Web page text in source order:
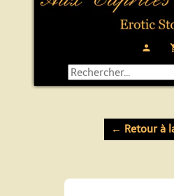
person
← Retour à